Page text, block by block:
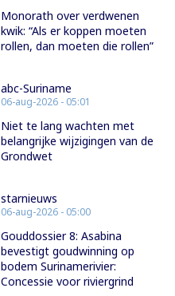
Monorath over verdwenen
kwik: “Als er koppen moeten
rollen, dan moeten die rollen”
abc-Suriname
06-aug-2026 - 05:01
Niet te lang wachten met
belangrijke wijzigingen van de
Grondwet
starnieuws
06-aug-2026 - 05:00
Gouddossier 8: Asabina
bevestigt goudwinning op
bodem Surinamerivier:
Concessie voor riviergrind